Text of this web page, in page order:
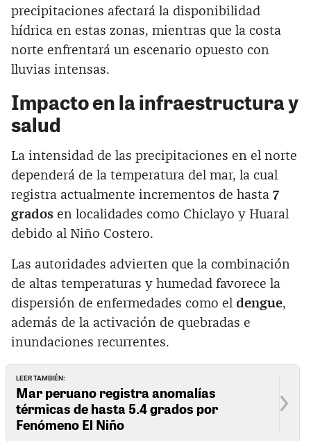
precipitaciones afectará la disponibilidad
hídrica en estas zonas, mientras que la costa
norte enfrentará un escenario opuesto con
lluvias intensas.
Impacto en la infraestructura y
salud
La intensidad de las precipitaciones en el norte
dependerá de la temperatura del mar, la cual
registra actualmente incrementos de hasta 7
grados en localidades como Chiclayo y Huaral
debido al Niño Costero.
Las autoridades advierten que la combinación
de altas temperaturas y humedad favorece la
dispersión de enfermedades como el dengue,
además de la activación de quebradas e
inundaciones recurrentes.
LEER TAMBIÉN:
Mar peruano registra anomalías
térmicas de hasta 5.4 grados por
Fenómeno El Niño